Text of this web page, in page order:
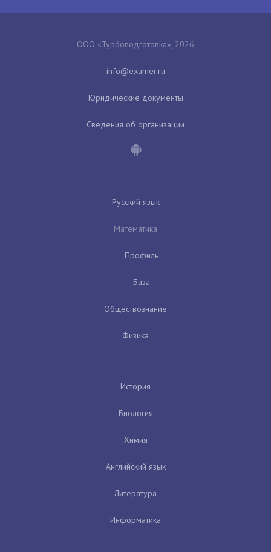
ООО «Турбоподготовка», 2026
Юридические документы
Сведения об организации
Русский язык
Математика
Профиль
База
Обществознание
Физика
История
Биология
Химия
Английский язык
Литература
Информатика